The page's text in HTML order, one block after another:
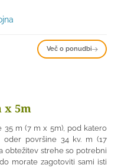
Več o ponudbi
x 5m
35 m (7 m x 5m), pod katero
površine 34 kv. m (17
obtežitev strehe so potrebni
morate zagotoviti sami isti